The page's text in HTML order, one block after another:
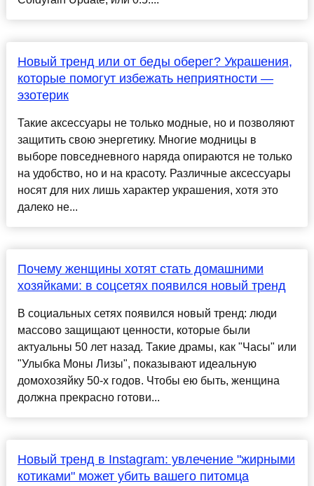
Новый тренд или от беды оберег? Украшения,
которые помогут избежать неприятности —
эзотерик
Такие аксессуары не только модные, но и позволяют
защитить свою энергетику. Многие модницы в
выборе повседневного наряда опираются не только
на удобство, но и на красоту. Различные аксессуары
носят для них лишь характер украшения, хотя это
далеко не...
Почему женщины хотят стать домашними
хозяйками: в соцсетях появился новый тренд
В социальных сетях появился новый тренд: люди
массово защищают ценности, которые были
актуальны 50 лет назад. Такие драмы, как "Часы" или
"Улыбка Моны Лизы", показывают идеальную
домохозяйку 50-х годов. Чтобы ею быть, женщина
должна прекрасно готови...
Новый тренд в Instagram: увлечение "жирными
котиками" может убить вашего питомца